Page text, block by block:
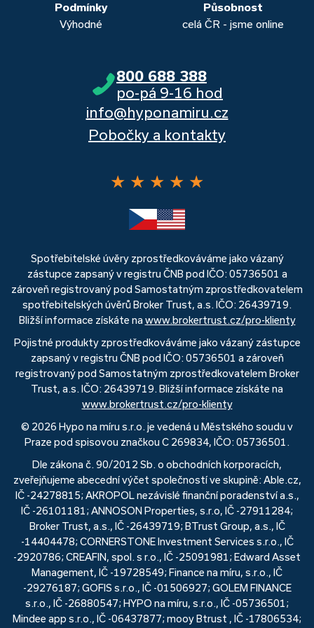
Podmínky
Výhodné
Působnost
celá ČR - jsme online
800 688 388
po-pá 9-16 hod
info@hyponamiru.cz
Pobočky a kontakty
★ ★ ★ ★ ★
Spotřebitelské úvěry zprostředkováváme jako vázaný
zástupce zapsaný v registru ČNB pod IČO: 05736501 a
zároveň registrovaný pod Samostatným zprostředkovatelem
spotřebitelských úvěrů Broker Trust, a.s. IČO: 26439719.
Bližší informace získáte na www.brokertrust.cz/pro-klienty
Pojistné produkty zprostředkováváme jako vázaný zástupce
zapsaný v registru ČNB pod IČO: 05736501 a zároveň
registrovaný pod Samostatným zprostředkovatelem Broker
Trust, a.s. IČO: 26439719. Bližší informace získáte na
www.brokertrust.cz/pro-klienty
© 2026 Hypo na míru s.r.o. je vedená u Městského soudu v
Praze pod spisovou značkou C 269834, IČO: 05736501.
Dle zákona č. 90/2012 Sb. o obchodních korporacích,
zveřejňujeme abecední výčet společností ve skupině: Able.cz,
IČ -24278815; AKROPOL nezávislé finanční poradenství a.s.,
IČ -26101181; ANNOSON Properties, s.r.o, IČ -27911284;
Broker Trust, a.s., IČ -26439719; BTrust Group, a.s., IČ
-14404478; CORNERSTONE Investment Services s.r.o., IČ
-2920786; CREAFIN, spol. s r.o., IČ -25091981; Edward Asset
Management, IČ -19728549; Finance na míru, s.r.o., IČ
-29276187; GOFIS s.r.o., IČ -01506927; GOLEM FINANCE
s.r.o., IČ -26880547; HYPO na míru, s.r.o., IČ -05736501;
Mindee app s.r.o., IČ -06437877; mooy Btrust , IČ -17806534;